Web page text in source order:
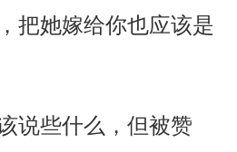
把她嫁给你也应该是
说些什么，但被赞